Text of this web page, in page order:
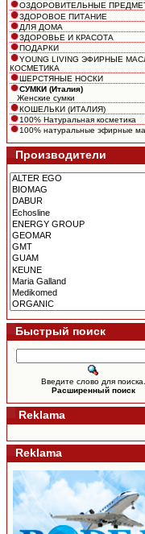
ОЗДОРОВИТЕЛЬНЫЕ
ЗДОРОВОЕ ПИТАНИЕ
ДЛЯ ДОМА
ЗДОРОВЬЕ И КРАСОТА
ПОДАРКИ
YOUNG LIVING ЭФИРНЫЕ
КОСМЕТИКА
ШЕРСТЯНЫЕ НОСКИ
СУМКИ (Италия)
Женские сумки
КОШЕЛЬКИ (ИТАЛИЯ)
100% Натуральная косметика
100% натуральные эфирные
Производители
Быстрый поиск
Введите слово для поиска.
Расширенный поиск
Reklama
Reklama